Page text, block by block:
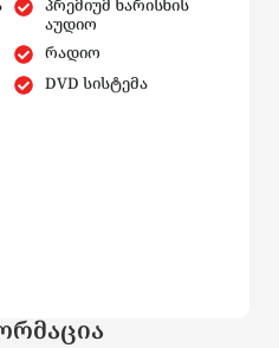
პრემიუმ ხარისხის
აუდიო
რადიო
DVD სისტემა